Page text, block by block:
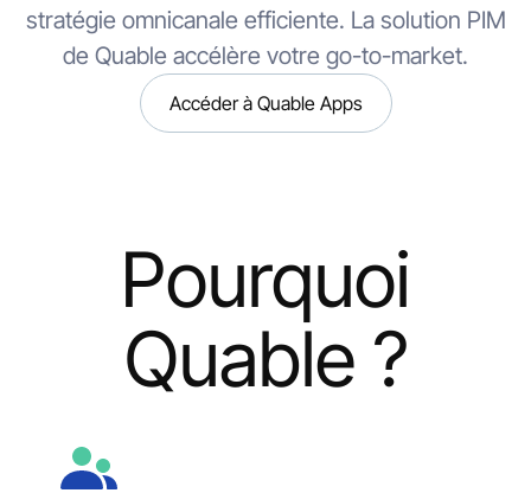
stratégie omnicanale efficiente. La solution PIM
de Quable accélère votre go-to-market.
Accéder à Quable Apps
Pourquoi
Quable ?